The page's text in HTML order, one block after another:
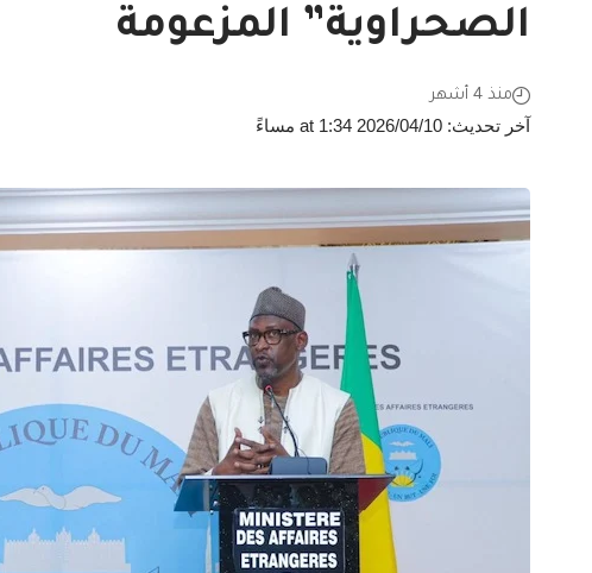
الصحراوية” المزعومة
آخر تحديث: 2026/04/10 at 1:34 مساءً
منذ 4 أشهر